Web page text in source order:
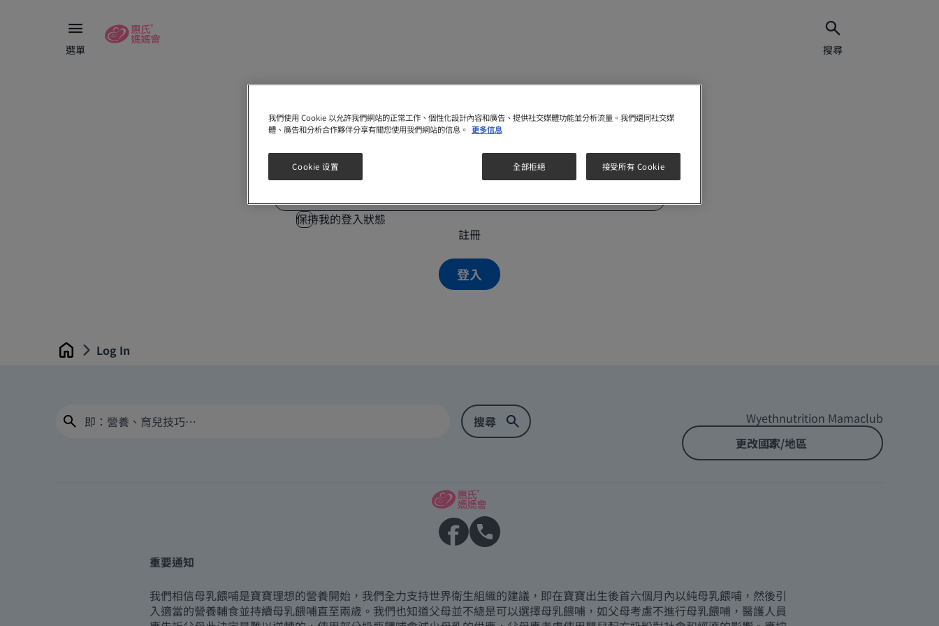
選單 搜尋
密碼
保持我的登入狀態
註冊
Home Log In
Wyethnutrition Mamaclub
更改國家/地區
重要通知
我們相信母乳餵哺是寶寶理想的營養開始，我們全力支持世界衛生組織的建議，即在寶寶出生後首六個月內以純母乳餵哺，然後引
入適當的營養輔食並持續母乳餵哺直至兩歲。我們也知道父母並不總是可以選擇母乳餵哺，如父母考慮不進行母乳餵哺，醫護人員
我們使用 Cookie 以允許我們網站的正常工作、個性化設計內容和廣告、提供社交媒體功能並分析流量。我們還同社交媒
體、廣告和分析合作夥伴分享有關您使用我們網站的信息。 更多信息
全部拒絕 接受所有 Cookie
Cookie 设置